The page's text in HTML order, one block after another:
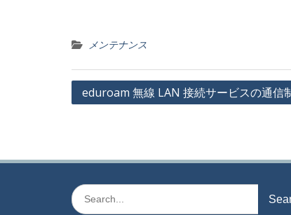
メンテナンス
投
ー
eduroam 無線 LAN 接続サービスの通信
Search
for: